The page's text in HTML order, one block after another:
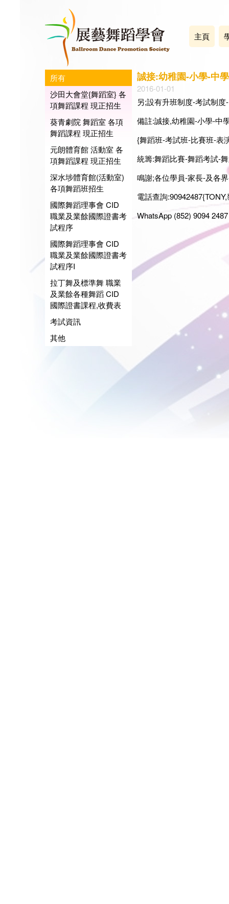
主頁
所有
沙田大會堂{舞蹈室} 各
項舞蹈課程 現正招生
葵青劇院 舞蹈室 各項
舞蹈課程 現正招生
元朗體育館 活動室 各
項舞蹈課程 現正招生
深水埗體育館(活動室)
各項舞蹈班招生
國際舞蹈理事會 CID
職業及業餘國際證書考
試程序
國際舞蹈理事會 CID
職業及業餘國際證書考
試程序I
拉丁舞及標準舞 職業
及業餘各種舞蹈 CID
國際證書課程,收費表
考試資訊
其他
誠接:幼稚園-小學-中
2016-01-01
另;設有升班制度-考試制
備註:誠接,幼稚園-小學-中
{舞蹈班-考試班-比賽班-表
統籌:舞蹈比賽-舞蹈考試-
鳴謝;各位學員-家長-及各
電話查詢
WhatsApp (852) 9094